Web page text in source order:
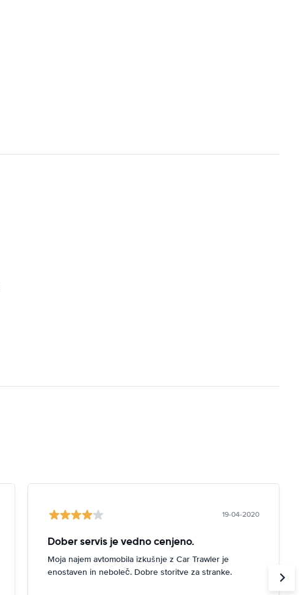
19-04-2020
Dober servis je vedno cenjeno.
Moja najem avtomobila izkušnje z Car Trawler je
enostaven in neboleč. Dobre storitve za stranke.